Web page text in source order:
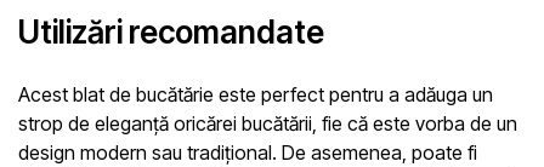
Utilizări recomandate
Acest blat de bucătărie este perfect pentru a adăuga un
strop de eleganță oricărei bucătării, fie că este vorba de un
design modern sau tradițional. De asemenea, poate fi